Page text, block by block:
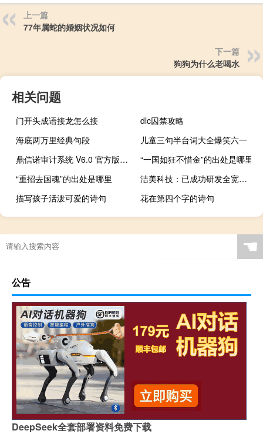
上一篇
77年属蛇的婚姻状况如何
下一篇
狗狗为什么老喝水
相关问题
门开头成语接龙怎么接
dlc囚禁攻略
海底两万里经典句段
儿童三句半台词大全爆笑六一
鼎信诺审计系统 V6.0 官方版（鼎信诺审计系统 V6.0 官方版功能简介）
“一国如狂不惜金”的出处是哪里
“重招去国魂”的出处是哪里
洁美科技：已成功研发全宽幅带配向角的偏光片离型膜
描写孩子活泼可爱的诗句
花在第四个字的诗句
☚
公告
DeepSeek全套部署资料免费下载